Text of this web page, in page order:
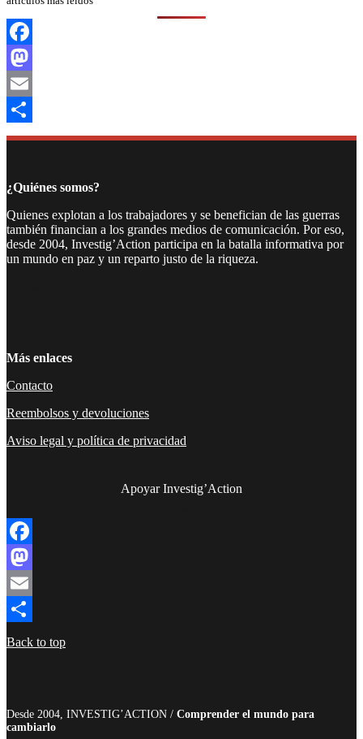
Facebook
Mastodon
Email
Compartir
¿Quiénes somos?
Quienes explotan a los trabajadores y se benefician de las guerras
también financian a los grandes medios de comunicación. Por eso,
desde 2004, Investig’Action participa en la batalla informativa por
un mundo en paz y un reparto justo de la riqueza.
Más enlaces
Contacto
Reembolsos y devoluciones
Aviso legal y política de privacidad
Apoyar Investig’Action
Facebook
Mastodon
Email
Compartir
Back to top
Desde 2004, INVESTIG’ACTION / Comprender el mundo para
cambiarlo